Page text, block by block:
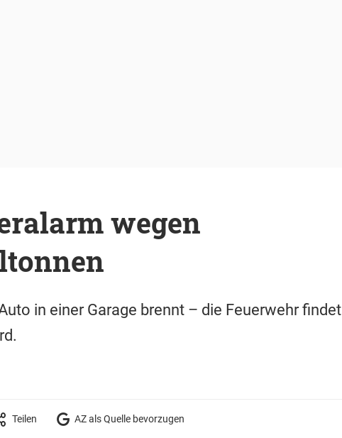
wegen
in einer Garage brennt – die Feuerwehr findet
Teilen AZ als Quelle bevorzugen